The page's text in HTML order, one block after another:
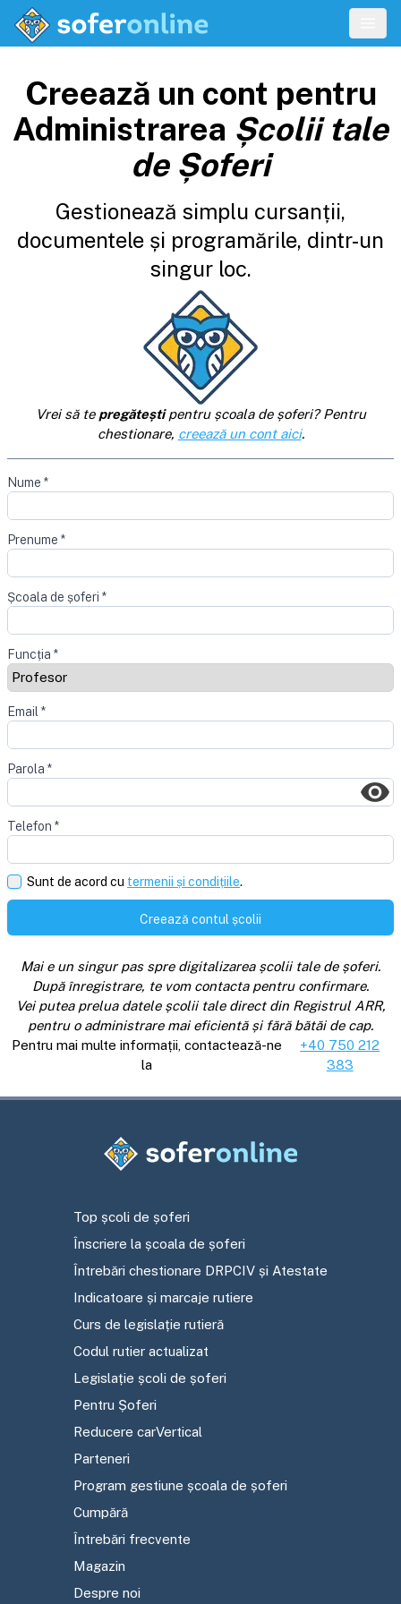
Creează un cont pentru
Administrarea Școlii tale
de Șoferi
Gestionează simplu cursanții,
documentele și programările, dintr-un
singur loc.
Vrei să te pregăteștipentru școala de șoferi? Pentru
chestionare, creează un cont aici.
Nume *
Prenume *
Școala de șoferi *
Funcția *
Email *
Parola *
Telefon *
Sunt de acord cu termenii și condițiile.
Creează contul școlii
Mai e un singur pas spre digitalizarea școlii tale de șoferi.
După înregistrare, te vom contacta pentru confirmare.
Vei putea prelua datele școlii tale direct din Registrul ARR,
pentru o administrare mai eficientă și fără bătăi de cap.
Pentru mai multe informații, contactează-ne
la
+40 750 212
383
Top școli de șoferi
Înscriere la școala de șoferi
Întrebări chestionare DRPCIV și Atestate
Indicatoare și marcaje rutiere
Curs de legislație rutieră
Codul rutier actualizat
Legislație școli de șoferi
Pentru Șoferi
Reducere carVertical
Parteneri
Program gestiune școala de șoferi
Cumpără
Întrebări frecvente
Magazin
Despre noi